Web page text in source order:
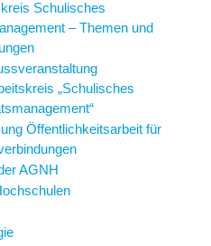
Schulisches
– Themen und
„Schulisches
Öffentlichkeitsarbeit für
AGNH